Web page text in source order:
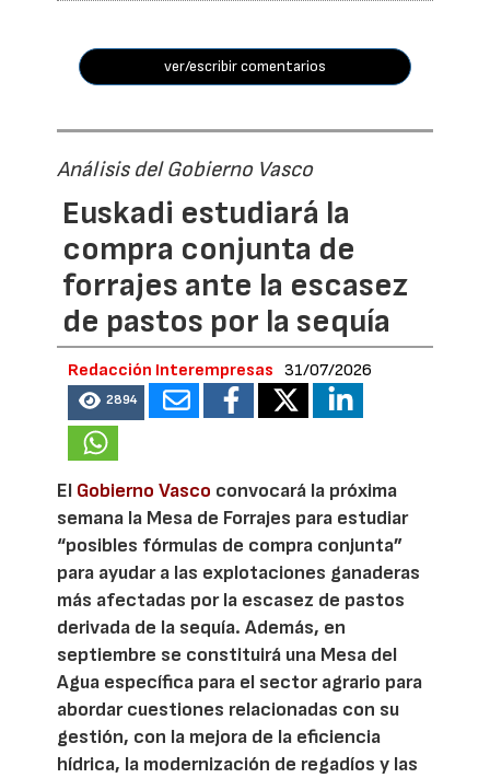
ver/escribir comentarios
Análisis del Gobierno Vasco
Euskadi estudiará la
compra conjunta de
forrajes ante la escasez
de pastos por la sequía
Redacción Interempresas 31/07/2026
2894
El Gobierno Vasco convocará la próxima
semana la Mesa de Forrajes para estudiar
“posibles fórmulas de compra conjunta”
para ayudar a las explotaciones ganaderas
más afectadas por la escasez de pastos
derivada de la sequía. Además, en
septiembre se constituirá una Mesa del
Agua específica para el sector agrario para
abordar cuestiones relacionadas con su
gestión, con la mejora de la eficiencia
hídrica, la modernización de regadíos y las